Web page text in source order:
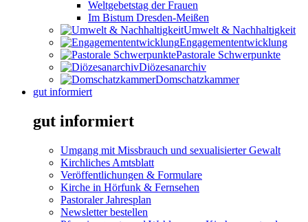
Weltgebetstag der Frauen
Im Bistum Dresden-Meißen
Umwelt & Nachhaltigkeit
Engagemententwicklung
Pastorale Schwerpunkte
Diözesanarchiv
Domschatzkammer
gut informiert
gut informiert
Umgang mit Missbrauch und sexualisierter Gewalt
Kirchliches Amtsblatt
Veröffentlichungen & Formulare
Kirche in Hörfunk & Fernsehen
Pastoraler Jahresplan
Newsletter bestellen